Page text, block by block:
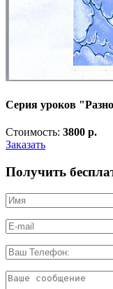
Серия уроков
Стоимость: 3800 р.
Заказать
Получить